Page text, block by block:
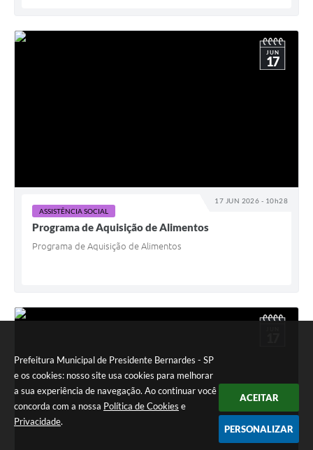
Prefeitura Municipal de Presidente Bernardes - SP
e os cookies: nosso site usa cookies para melhorar
a sua experiência de navegação. Ao continuar você
concorda com a nossa Política de Cookies e
Privacidade.
ACEITAR
PERSONALIZAR
17 JUN 2026 - 10h28
JUN
17
ASSISTÊNCIA SOCIAL
Programa de Aquisição de Alimentos
Programa de Aquisição de Alimentos